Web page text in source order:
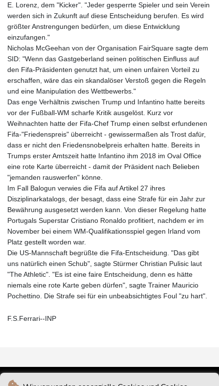
E. Lorenz, dem "Kicker". "Jeder gesperrte Spieler und sein Verein
werden sich in Zukunft auf diese Entscheidung berufen. Es wird
größter Anstrengungen bedürfen, um diese Entwicklung
einzufangen."
Nicholas McGeehan von der Organisation FairSquare sagte dem
SID: "Wenn das Gastgeberland seinen politischen Einfluss auf
den Fifa-Präsidenten genutzt hat, um einen unfairen Vorteil zu
erschaffen, wäre das ein skandalöser Verstoß gegen die Regeln
und eine Manipulation des Wettbewerbs."
Das enge Verhältnis zwischen Trump und Infantino hatte bereits
vor der Fußball-WM scharfe Kritik ausgelöst. Kurz vor
Weihnachten hatte der Fifa-Chef Trump einen selbst erfundenen
Fifa-"Friedenspreis" überreicht - gewissermaßen als Trost dafür,
dass er nicht den Friedensnobelpreis erhalten hatte. Bereits in
Trumps erster Amtszeit hatte Infantino ihm 2018 im Oval Office
eine rote Karte überreicht - damit der Präsident nach Belieben
"jemanden rauswerfen" könne.
Im Fall Balogun verwies die Fifa auf Artikel 27 ihres
Disziplinarkatalogs, der besagt, dass eine Strafe für ein Jahr zur
Bewährung ausgesetzt werden kann. Von dieser Regelung hatte
Portugals Superstar Cristiano Ronaldo profitiert, nachdem er im
November bei einem WM-Qualifikationsspiel gegen Irland vom
Platz gestellt worden war.
Die US-Mannschaft begrüßte die Fifa-Entscheidung. "Das gibt
uns natürlich einen Schub", sagte Stürmer Christian Pulisic laut
"The Athletic". "Es ist eine faire Entscheidung, denn es hätte
niemals eine rote Karte geben dürfen", sagte Trainer Mauricio
Pochettino. Die Strafe sei für ein unbeabsichtigtes Foul "zu hart".
F.S.Ferrari--INP